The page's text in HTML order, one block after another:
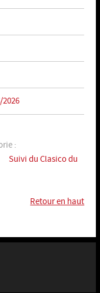
:
Suivi du Clasico du
Retour en haut